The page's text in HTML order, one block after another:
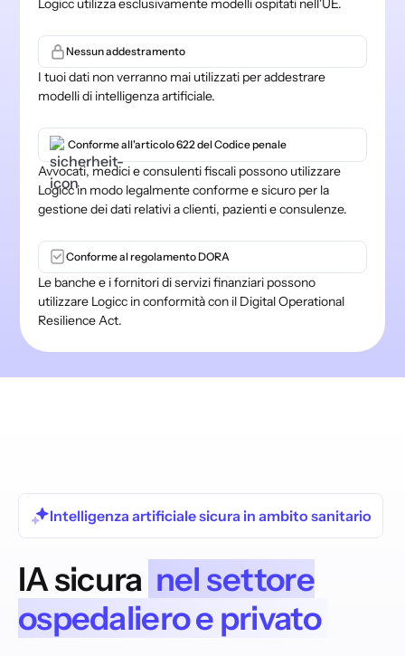
Logicc utilizza esclusivamente modelli ospitati nell'UE.
Nessun addestramento
I tuoi dati non verranno mai utilizzati per addestrare
modelli di intelligenza artificiale.
Conforme all'articolo 622 del Codice penale
Avvocati, medici e consulenti fiscali possono utilizzare
Logicc in modo legalmente conforme e sicuro per la
gestione dei dati relativi a clienti, pazienti e consulenze.
Conforme al regolamento DORA
Le banche e i fornitori di servizi finanziari possono
utilizzare Logicc in conformità con il Digital Operational
Resilience Act.
Intelligenza artificiale sicura in ambito sanitario
IA sicura nel settore
ospedaliero e privato